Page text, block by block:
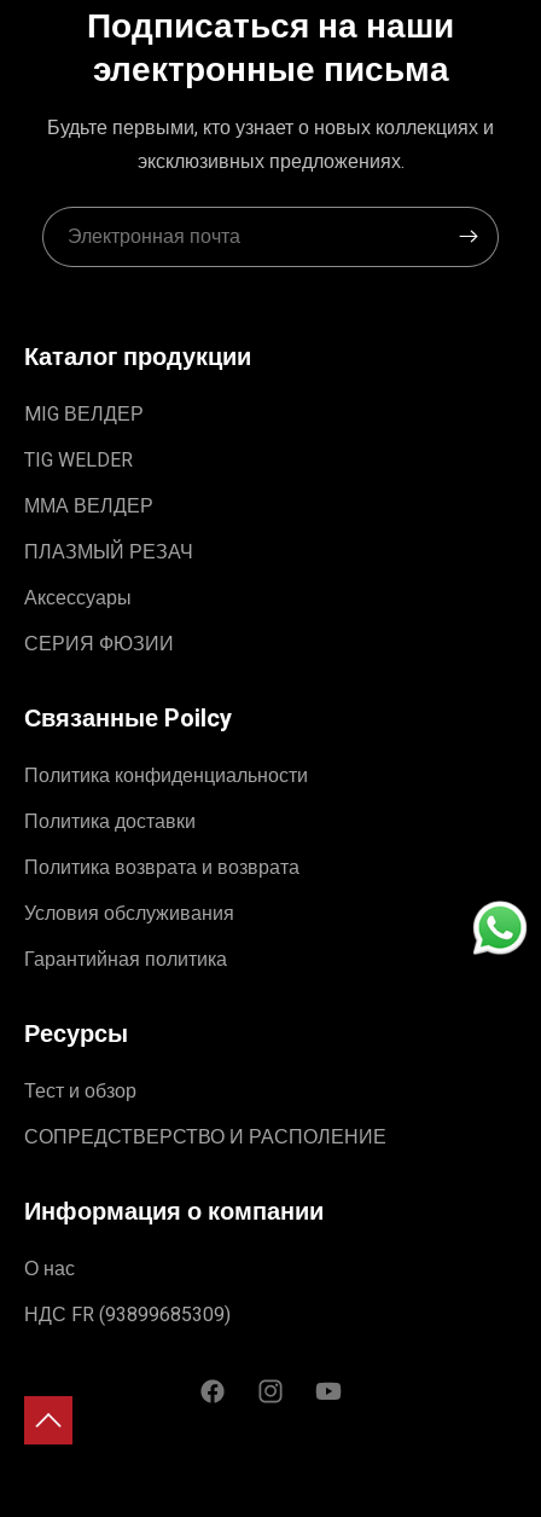
Подписаться на наши
электронные письма
Будьте первыми, кто узнает о новых коллекциях и
эксклюзивных предложениях.
Каталог продукции
MIG ВЕЛДЕР
TIG WELDER
ММА ВЕЛДЕР
ПЛАЗМЫЙ РЕЗАЧ
Аксессуары
СЕРИЯ ФЮЗИИ
Связанные Poilcy
Политика конфиденциальности
Политика доставки
Политика возврата и возврата
Условия обслуживания
Гарантийная политика
Ресурсы
Тест и обзор
СОПРЕДСТВЕРСТВО И РАСПОЛЕНИЕ
Информация о компании
О нас
НДС FR (93899685309)